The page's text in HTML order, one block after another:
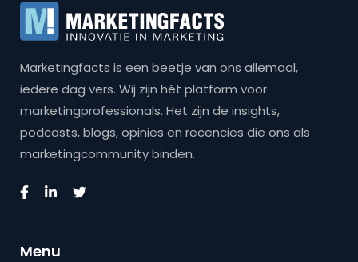
Marketingfacts is een beetje van ons allemaal,
iedere dag vers. Wij zijn hét platform voor
marketingprofessionals. Het zijn de insights,
podcasts, blogs, opinies en recencies die ons als
marketingcommunity binden.
Menu